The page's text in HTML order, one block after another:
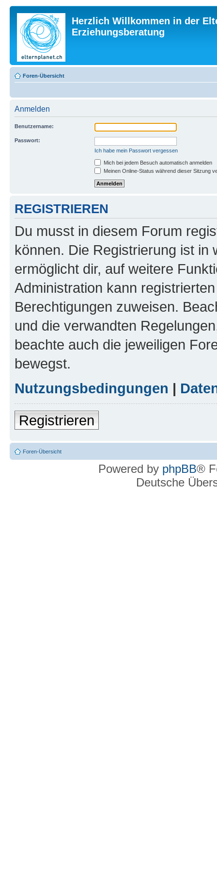
Herzlich Willkommen in der
Erziehungsberatung
Foren-Übersicht
Anmelden
Benutzername:
Passwort:
Ich habe mein Passwort vergessen
Mich bei jedem Besuch automatisch anmelden
Meinen Online-Status während dieser Sitzung
REGISTRIEREN
Du musst in diesem Forum
können. Die Registrierung ist in
ermöglicht dir, auf weitere
Administration kann
Berechtigungen zuweisen.
und die verwandten
beachte auch die jeweiligen
bewegst.
Nutzungsbedingungen |
Registrieren
Foren-Übersicht
Powered by phpBB®
Deutsche